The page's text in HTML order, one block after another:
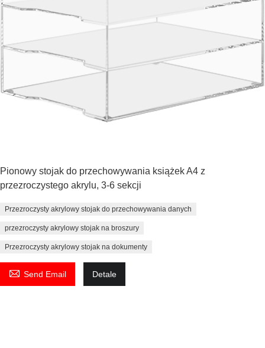
Pionowy stojak do przechowywania książek A4 z
przezroczystego akrylu, 3-6 sekcji
Przezroczysty akrylowy stojak do przechowywania danych
przezroczysty akrylowy stojak na broszury
Przezroczysty akrylowy stojak na dokumenty
 Send Email Detale